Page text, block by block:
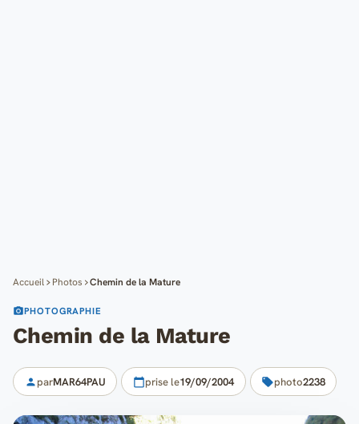
Accueil Photos Chemin de la Mature
PHOTOGRAPHIE
Chemin de la Mature
parMAR64PAU prise le19/09/2004 photo2238